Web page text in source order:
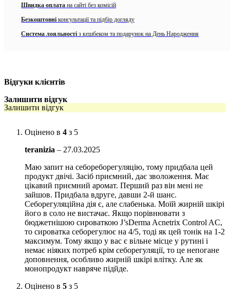
підвищену секрецію гормону дигідротестостерону. Надлишок гормону
залоз.
Cinnamomum Zeylanicum Bark Extract) контролює
підвищену секрецію шкірного сала;
Rapeseedate Ferment) регулює вироблення шкірного сала,
звужує пори, перешкоджає виникненню чорних крапок і
комедонов;
REGU®-SEB (Serenoa Serrulata Fruit Extract, Sesamum
Indicum (Sesame) Seed Oil, Argania Spinosa Kernel Oil, Beta-
Sitosterol, Tocopherol) контролює жирний блиск, матує,
вирівнює текстуру шкіри.
Володіє легкою консистенцією водички. Тонік відновлює
оптимальний баланс шкіри і готує її до подальшого догляду.
Основні діючі інгредіетни:
Екстракт гамамелісу має антибактеріальну і заспокійливу
дію на шкіру, усуває запалення і прищі на обличчі. Регулює
Швидка оплата на сайті без комісій
Безкоштовні консультації та підбір догляду
Система лояльності з кешбеком та подарунок на День Народження
Відгуки клієнтів
Залишити відгук
Залишити відгук
Оцінено в 4 з 5
teranizia – 27.03.2025
Маю запит на себореборегуляцію, тому придбала цей
продукт двічі. Засіб приємний, дає зволоження. Має
цікавий приємний аромат. Перший раз він мені не
зайшов. Придбала вдруге, давши 2-й шанс.
Себорегуляційна дія є, але слабенька. Моїй жирній шкірі
його в соло не вистачає. Якщо порівнювати з
бюджетнішою сироваткою J’sDerma Acnetrix Control AC,
то сироватка себорегулює на 4/5, тоді як цей тонік на 1-2
максимум. Тому якщо у вас є вільне місце у рутині і
немає ніяких потреб крім себорегуляції, то це непогане
доповнення, особливо жирній шкірі влітку. Але як
монопродукт навряче підйде.
Оцінено в 5 з 5